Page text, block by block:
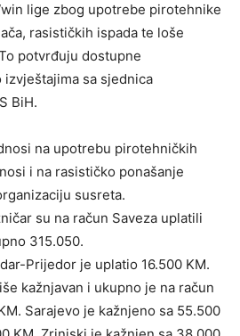
lige zbog upotrebe pirotehnike
rasističkih ispada te loše
potvrđuju dostupne
sa sjednica
BiH.
na upotrebu pirotehničkih
i na rasističko ponašanje
susreta.
su na račun Saveza uplatili
315.050.
Prijedor je uplatio 16.500 KM.
kažnjavan i ukupno je na račun
Sarajevo je kažnjeno sa 55.500